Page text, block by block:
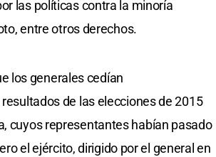
las políticas contra la minoría
entre otros derechos.
los generales cedían
de las elecciones de 2015
cuyos representantes habían pasado
el ejército, dirigido por el general en